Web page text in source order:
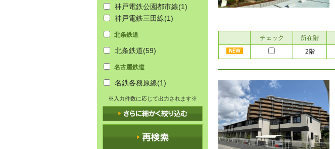
神戸電鉄公園都市線(1)
神戸電鉄三田線(1)
北条鉄道
北条鉄道(59)
名古屋鉄道
名鉄各務原線(1)
※入力件数に応じて出力されます※
チェック 所在階
2階